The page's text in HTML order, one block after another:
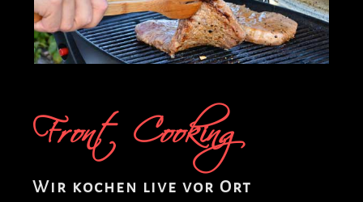
Front Cooking
Wir kochen live vor Ort